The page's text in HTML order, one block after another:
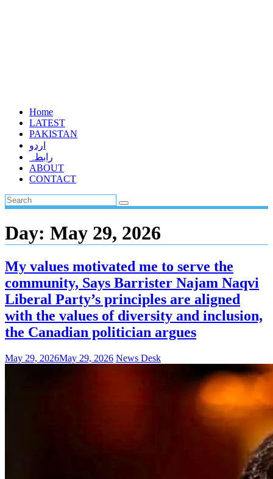
Home
LATEST
PAKISTAN
اردو
رابطہ
ABOUT
CONTACT
Day: May 29, 2026
My values motivated me to serve the
community, Says Barrister Najam Naqvi
Liberal Party’s principles are aligned
with the values of diversity and inclusion,
the Canadian politician argues
May 29, 2026May 29, 2026 News Desk